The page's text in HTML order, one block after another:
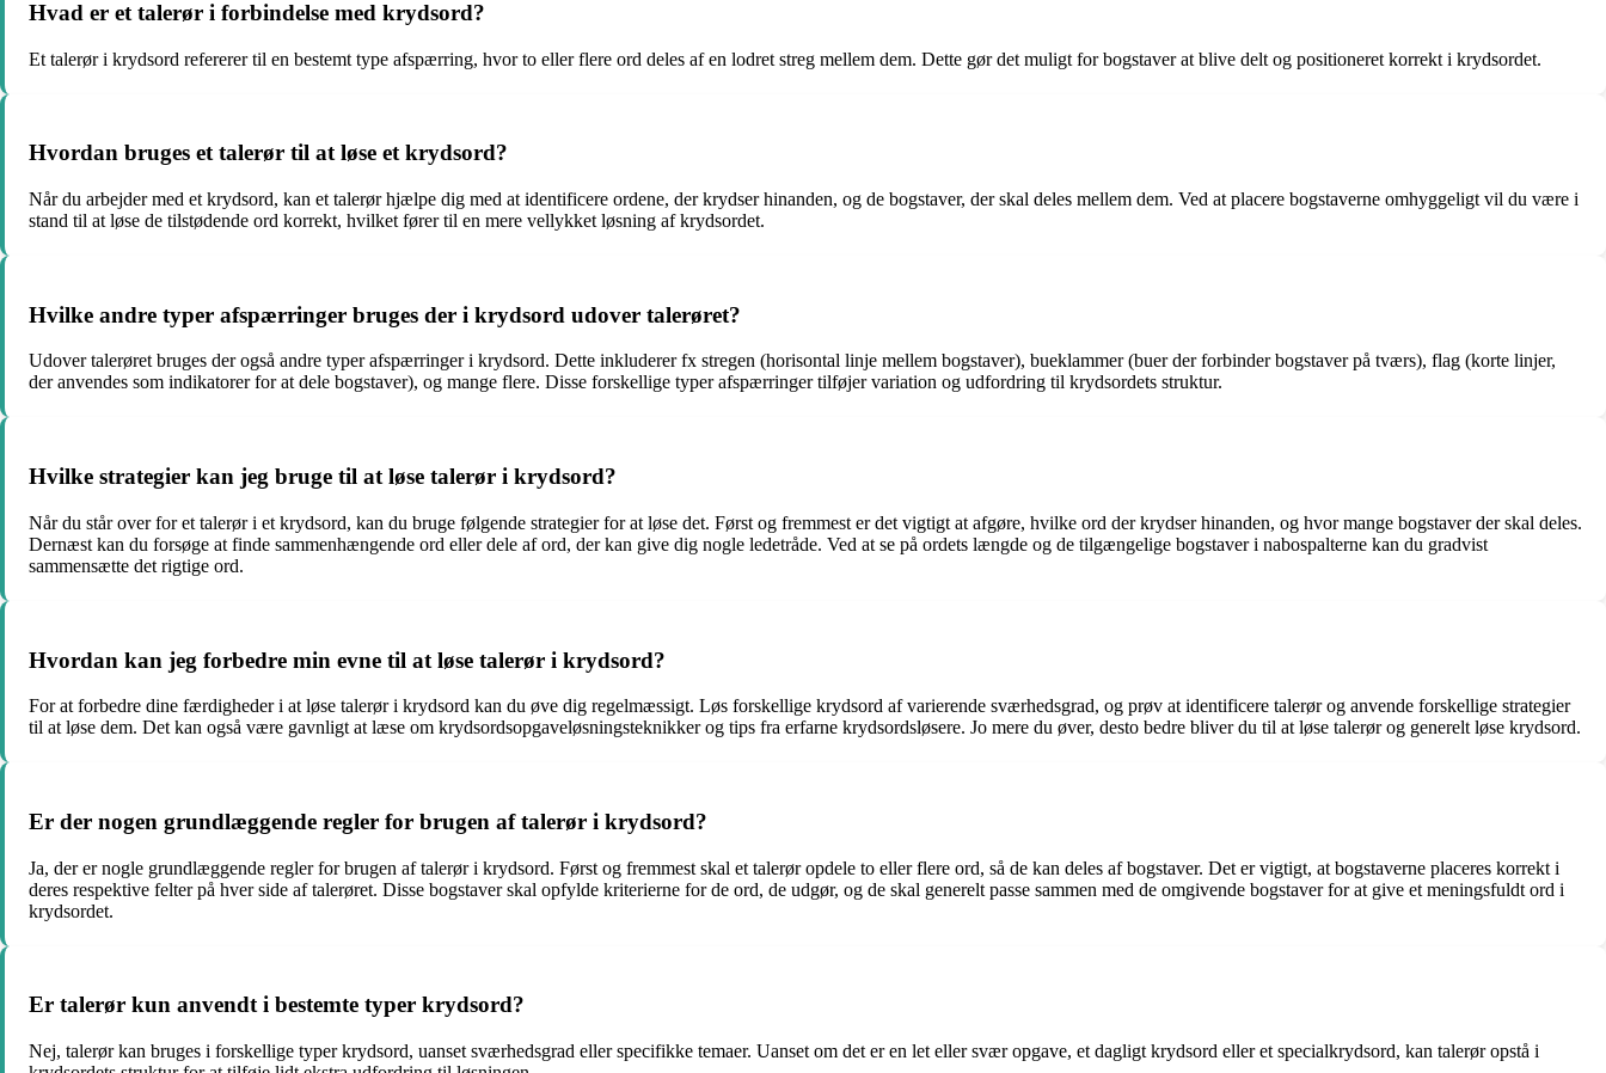
Hvad er et talerør i forbindelse med krydsord?
Et talerør i krydsord refererer til en bestemt type afspærring, hvor to eller flere ord deles af en lodret streg mellem dem. Dette gør det muligt for bogstaver at blive delt og positioneret korrekt i krydsordet.
Hvordan bruges et talerør til at løse et krydsord?
Når du arbejder med et krydsord, kan et talerør hjælpe dig med at identificere ordene, der krydser hinanden, og de bogstaver, der skal deles mellem dem. Ved at placere bogstaverne omhyggeligt vil du være i
stand til at løse de tilstødende ord korrekt, hvilket fører til en mere vellykket løsning af krydsordet.
Hvilke andre typer afspærringer bruges der i krydsord udover talerøret?
Udover talerøret bruges der også andre typer afspærringer i krydsord. Dette inkluderer fx stregen (horisontal linje mellem bogstaver), bueklammer (buer der forbinder bogstaver på tværs), flag (korte linjer,
der anvendes som indikatorer for at dele bogstaver), og mange flere. Disse forskellige typer afspærringer tilføjer variation og udfordring til krydsordets struktur.
Hvilke strategier kan jeg bruge til at løse talerør i krydsord?
Når du står over for et talerør i et krydsord, kan du bruge følgende strategier for at løse det. Først og fremmest er det vigtigt at afgøre, hvilke ord der krydser hinanden, og hvor mange bogstaver der skal deles.
Dernæst kan du forsøge at finde sammenhængende ord eller dele af ord, der kan give dig nogle ledetråde. Ved at se på ordets længde og de tilgængelige bogstaver i nabospalterne kan du gradvist
sammensætte det rigtige ord.
Hvordan kan jeg forbedre min evne til at løse talerør i krydsord?
For at forbedre dine færdigheder i at løse talerør i krydsord kan du øve dig regelmæssigt. Løs forskellige krydsord af varierende sværhedsgrad, og prøv at identificere talerør og anvende forskellige strategier
til at løse dem. Det kan også være gavnligt at læse om krydsordsopgaveløsningsteknikker og tips fra erfarne krydsordsløsere. Jo mere du øver, desto bedre bliver du til at løse talerør og generelt løse krydsord.
Er der nogen grundlæggende regler for brugen af talerør i krydsord?
Ja, der er nogle grundlæggende regler for brugen af talerør i krydsord. Først og fremmest skal et talerør opdele to eller flere ord, så de kan deles af bogstaver. Det er vigtigt, at bogstaverne placeres korrekt i
deres respektive felter på hver side af talerøret. Disse bogstaver skal opfylde kriterierne for de ord, de udgør, og de skal generelt passe sammen med de omgivende bogstaver for at give et meningsfuldt ord i
krydsordet.
Er talerør kun anvendt i bestemte typer krydsord?
Nej, talerør kan bruges i forskellige typer krydsord, uanset sværhedsgrad eller specifikke temaer. Uanset om det er en let eller svær opgave, et dagligt krydsord eller et specialkrydsord, kan talerør opstå i